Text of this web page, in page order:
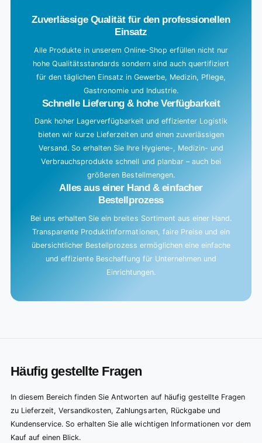
Zuverlässige Qualität für den professionellen
Einsatz
Alle Produkte in unserem Online-Shop erfüllen nicht nur
hohe Qualitätsstandards sondern sind auch quertifiziert
für den täglichen Einsatz in Gewerbe, Medizin, Pflege,
Gastronomie und Industrie.
Schnelle Lieferung & hohe Verfügbarkeit
Dank hoher Lagerverfügbarkeit und effizienter Logistik
bieten wir kurze Lieferzeiten und einen zuverlässigen
Versand. So erhalten Sie Ihre Hygiene-, Medizin- und
Verbrauchsprodukte schnell und planbar – auch bei
größeren Bestellmengen.
Alles aus einer Hand & einfacher
Bestellprozess
Bei uns erhalten Sie ein breites Sortiment aus einer Hand.
Transparente Produktinformationen, faire Preise und ein
übersichtlicher Bestellprozess ermöglichen eine einfache
und effiziente Beschaffung für Unternehmen und
Einrichtungen.
Häufig gestellte Fragen
In diesem Bereich finden Sie Antworten auf häufig gestellte Fragen
zu Lieferzeit, Versandkosten, Zahlungsarten, Rückgabe und
Kundenservice. So erhalten Sie alle wichtigen Informationen vor dem
Kauf auf einen Blick.